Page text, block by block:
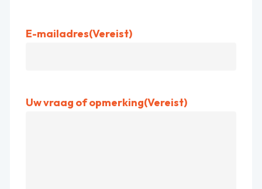
E-mailadres(Vereist)
Uw vraag of opmerking(Vereist)